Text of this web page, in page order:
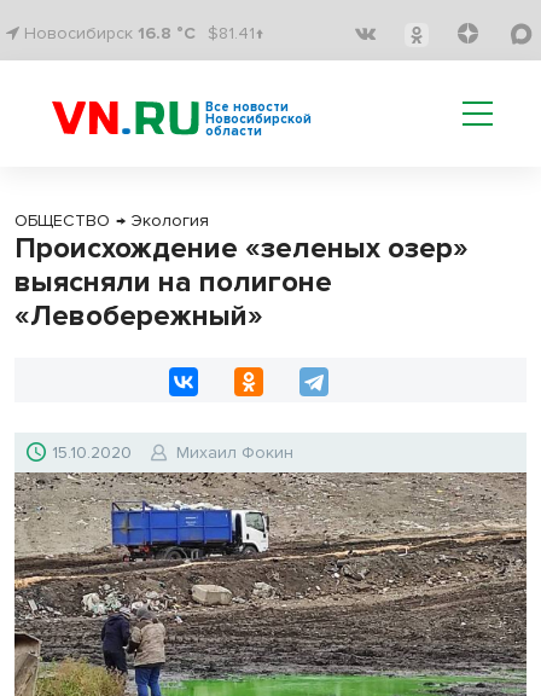
Новосибирск 16.8 °C $81.41↑
Все новости
Новосибирской
области
ОБЩЕСТВО → Экология
Происхождение «зеленых озер»
выясняли на полигоне
«Левобережный»
15.10.2020 Михаил Фокин